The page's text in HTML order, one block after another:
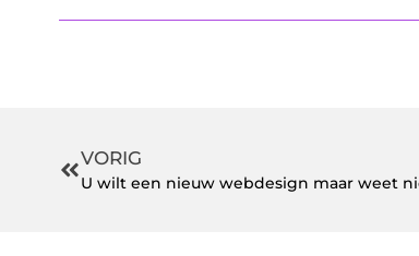
VORIG
U wilt een nieuw webdesign maar weet